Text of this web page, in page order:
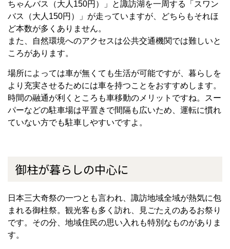
ちゃんバス（大人 150円）」と諏訪湖を一周する「スワン
バス（大人 150円）」が走っていますが、どちらもそれほ
ど本数が多くありません。
また、自然環境へのアクセスは公共交通機関では難しいと
ころがあります。
場所によっては車が無くても生活が可能ですが、暮らしを
より充実させるためには車を持つことをおすすめします。
時間の融通が利くところも車移動のメリットですね。スー
パーなどの駐車場は平置きで間隔も広いため、運転に慣れ
ていない方でも駐車しやすいですよ。
御柱が暮らしの中心に
日本三大奇祭の一つとも言われ、諏訪地域全域が熱気に包
まれる御柱祭。観光客も多く訪れ、見ごたえのあるお祭り
です。その分、地域住民の思い入れも特別なものがありま
す。